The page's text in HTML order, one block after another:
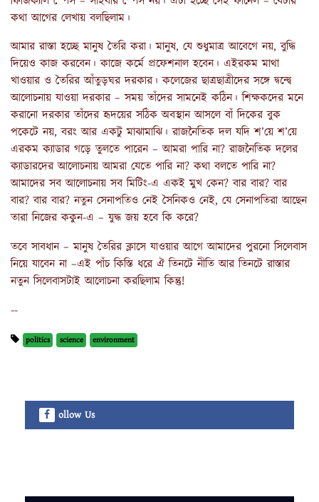
কথা আগের লেখায় বলছিলাম।
আমার রাস্তা হচ্ছে মানুষ তৈরি করা। মানুষ, যে শুধুমাত্র আবেগে নয়, বুদ্ধি
দিয়েও কাজ করবেন। কাজে কর্মে প্রফেশনাল হবেন। এইরকম মাথা
খাওয়ার ও তৈরির আঁতুড়ঘর দরকার। কলেজের ছাত্রছাত্রীদের সঙ্গে দ্বন্দ্বে
আলোচনায় যাওয়া দরকার – সময় তাঁদের সামনেই কঠিন। শিক্ষকদের মনে
করানো দরকার তাঁদের হৃদয়ের সঠিক অবস্থান আসলে বাঁ দিকের বুক
পকেটে নয়, বরং আর একটু মাঝামাঝি। রাজনৈতিক দল যদি শ’য়ে শ’য়ে
এরকম ক্যাডার গড়ে তুলতে পারেন – আমরা পারি না? রাজনৈতিক দলের
ক্যাডারদের আলোচনায় আমরা যেতে পারি না? কথা বলতে পারি না?
আমাদের সব আলোচনায় সব মিটিং-এ একই মুখ কেন? বার বার? বার
বার? বার বার? নতুন সেনাপতিও নেই সৈনিকও নেই, যে সেনাপতিরা আছেন
তারা নিজের ককুন-এ – যুদ্ধ জয় হবে কি করে?
তবে সাবধান – মানুষ তৈরির ক্লাসে যাওয়ার আগে আমাদের পুরনো সিলেবাস
নিয়ে যাবেন না –এই পাঁচ কিস্তি ধরে ঐ তিনটে নীতি আর তিনটে রাস্তার
নতুন সিলেবাসটাই আলোচনা করছিলাম কিন্তু!
--
politics science environment
ollow Us